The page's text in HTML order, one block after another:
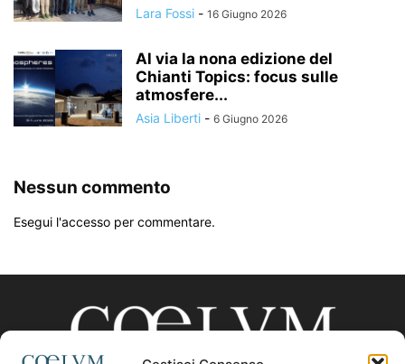
Lara Fossi - 16 Giugno 2026
Al via la nona edizione del
Chianti Topics: focus sulle
atmosfere...
Asia Liberti - 6 Giugno 2026
Nessun commento
Esegui l'accesso per commentare.